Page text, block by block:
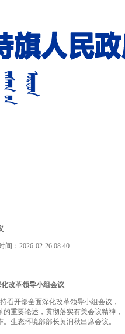
间：2026-02-26 08:40
改革领导小组会议
开部全面深化改革领导小组会议，
重要论述，贯彻落实有关会议精神，
生态环境部部长黄润秋出席会议。